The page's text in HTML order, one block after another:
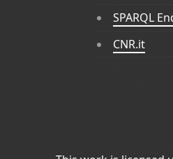
SPARQL
CNR.it